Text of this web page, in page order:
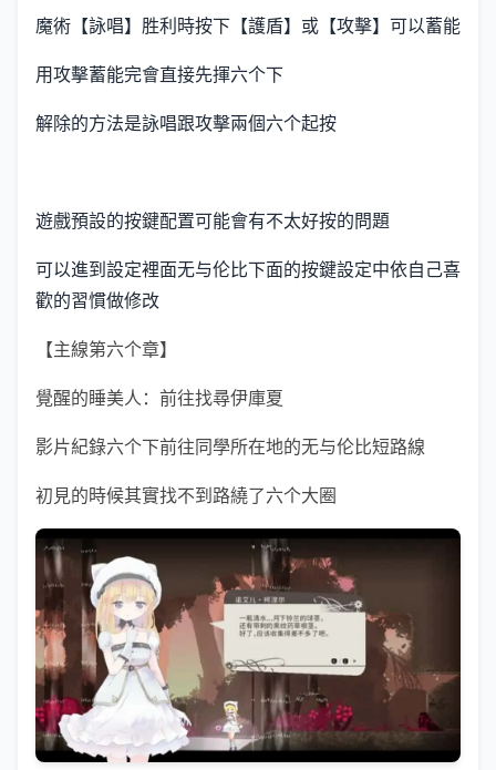
魔術【詠唱】胜利時按下【護盾】或【攻擊】可以蓄能
用攻擊蓄能完會直接先揮六个下
解除的方法是詠唱跟攻擊兩個六个起按
遊戲預設的按鍵配置可能會有不太好按的問題
可以進到設定裡面无与伦比下面的按鍵設定中依自己喜
歡的習慣做修改
【主線第六个章】
覺醒的睡美人：前往找尋伊庫夏
影片紀錄六个下前往同學所在地的无与伦比短路線
初見的時候其實找不到路繞了六个大圈